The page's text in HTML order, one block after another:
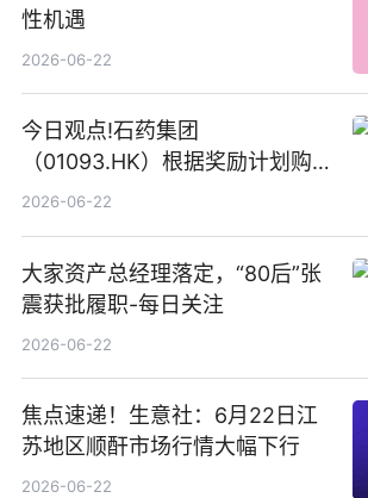
性机遇
2026-06-22
今日观点!石药集团
（01093.HK）根据奖励计划购
回580万股
2026-06-22
大家资产总经理落定，“80后”张
震获批履职-每日关注
2026-06-22
焦点速递！生意社：6月22日江
苏地区顺酐市场行情大幅下行
2026-06-22